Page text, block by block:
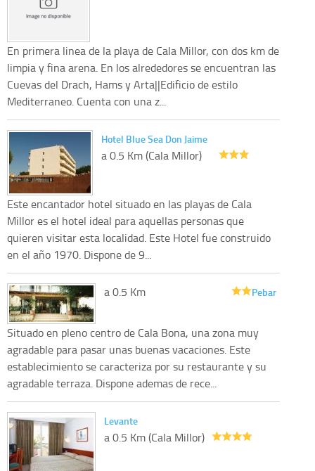
En primera linea de la playa de Cala Millor, con dos km de
limpia y fina arena. En los alrededores se encuentran las
Cuevas del Drach, Hams y Arta||Edificio de estilo
Mediterraneo. Cuenta con una z...
Hotel Blue Sea Don Jaime
a 0.5 Km (Cala Millor)
Este encantador hotel situado en las playas de Cala
Millor es el hotel ideal para aquellas personas que
quieren visitar esta localidad. Este Hotel fue construido
en el año 1970. Dispone de 9...
Pebar
a 0.5 Km
Situado en pleno centro de Cala Bona, una zona muy
agradable para pasar unas buenas vacaciones. Este
establecimiento se caracteriza por su restaurante y su
agradable terraza. Dispone ademas de rece...
Levante
a 0.5 Km (Cala Millor)